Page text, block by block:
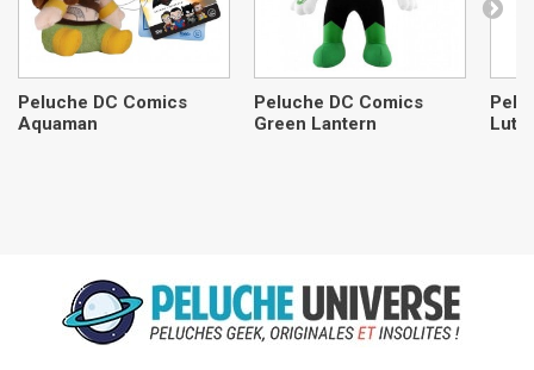
Peluche DC Comics
Aquaman
Peluche DC Comics
Green Lantern